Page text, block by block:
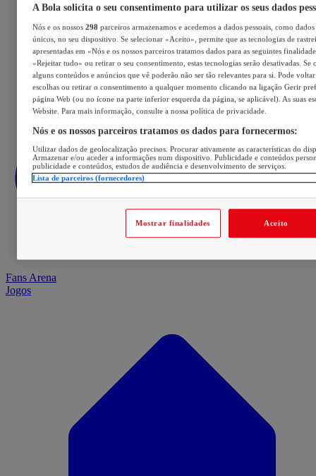
Fans Arena
Jogos
A Bola solicita o seu consentimento para utilizar os seus dados
Nós e os nossos 298 parceiros armazenamos e acedemos a dados pessoais, como
únicos, no seu dispositivo. Se selecionar «Aceito», permite que as tecnologias de
apresentadas em «Nós e os nossos parceiros tratamos dados para as seguintes
«Rejeitar tudo» ou retirar o seu consentimento, estas tecnologias serão desativadas. Se
alguns conteúdos e anúncios que vê poderão não ser tão relevantes para si. Pode voltar
escolhas ou retirar o consentimento a qualquer momento clicando na ligação Gerir
página Web (ou no ícone na parte inferior esquerda da página, se aplicável). As suas
Website. Para mais informação, consulte a nossa política de privacidade.
Nós e os nossos parceiros tratamos os dados para fornecermos:
Utilizar dados de geolocalização precisos. Procurar ativamente as características do
Armazenar e/ou aceder a informações num dispositivo. Publicidade e conteúdos
publicidade e conteúdos, estudos de audiência e desenvolvimento de serviços.
Lista de parceiros (fornecedores)
Mostrar finalidades Aceito